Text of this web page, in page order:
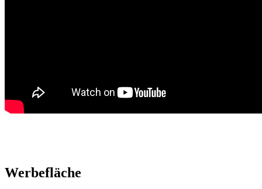
Werbefläche